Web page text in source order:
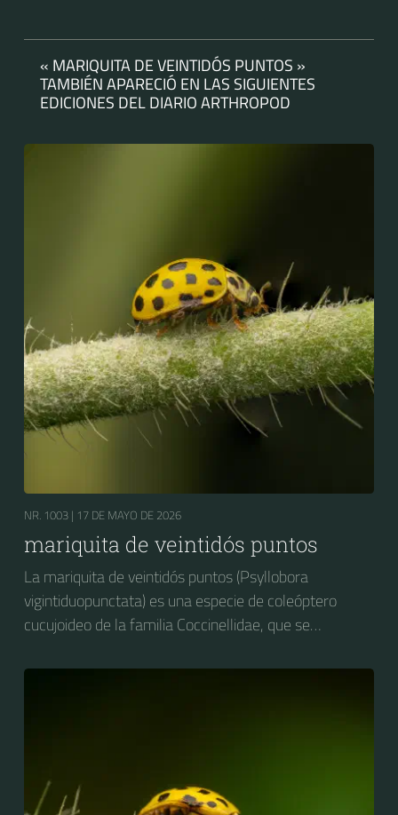
« MARIQUITA DE VEINTIDÓS PUNTOS »
TAMBIÉN APARECIÓ EN LAS SIGUIENTES
EDICIONES DEL DIARIO ARTHROPOD
NR. 1003 | 17 DE MAYO DE 2026
mariquita de veintidós puntos
La mariquita de veintidós puntos (Psyllobora
vigintiduopunctata) es una especie de coleóptero
cucujoideo de la familia Coccinellidae, que se